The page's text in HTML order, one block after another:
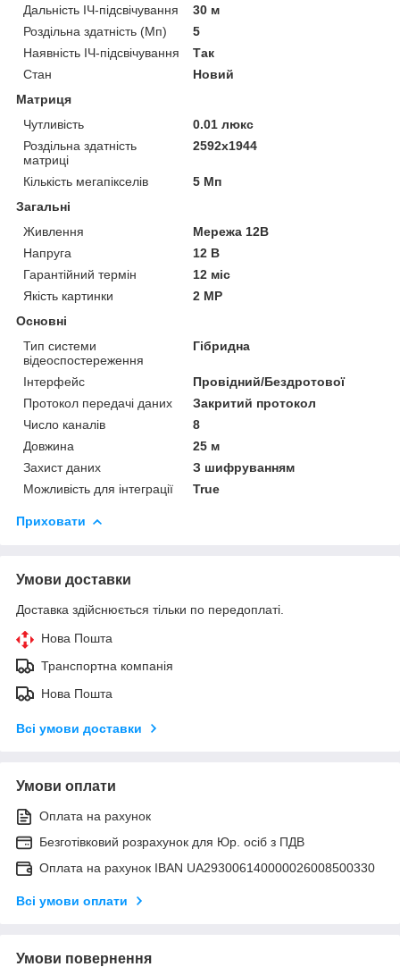
Дальність ІЧ-підсвічування
30 м
Роздільна здатність (Мп)
5
Наявність ІЧ-підсвічування
Так
Стан
Новий
Матриця
Чутливість
0.01 люкс
Роздільна здатність
матриці
2592x1944
Кількість мегапікселів
5 Мп
Загальні
Живлення
Мережа 12В
Напруга
12 В
Гарантійний термін
12 міс
Якість картинки
2 MP
Основні
Тип системи
відеоспостереження
Гібридна
Інтерфейс
Провідний/Бездротової
Протокол передачі даних
Закритий протокол
Число каналів
8
Довжина
25 м
Захист даних
З шифруванням
Можливість для інтеграції
True
Приховати
Умови доставки
Доставка здійснюється тільки по передоплаті.
Нова Пошта
Транспортна компанія
Нова Пошта
Всі умови доставки
Умови оплати
Оплата на рахунок
Безготівковий розрахунок для Юр. осіб з ПДВ
Оплата на рахунок IBAN UA293006140000026008500330
Всі умови оплати
Умови повернення